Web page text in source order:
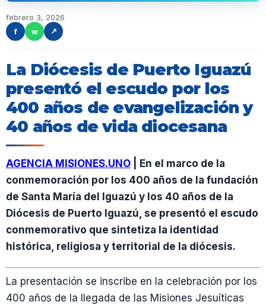
febrero 3, 2026
f
w ↗
La Diócesis de Puerto Iguazú
presentó el escudo por los
400 años de evangelización y
40 años de vida diocesana
AGENCIA MISIONES.UNO | En el marco de la
conmemoración por los 400 años de la fundación
de Santa María del Iguazú y los 40 años de la
Diócesis de Puerto Iguazú, se presentó el escudo
conmemorativo que sintetiza la identidad
histórica, religiosa y territorial de la diócesis.
La presentación se inscribe en la celebración por los
400 años de la llegada de las Misiones Jesuíticas